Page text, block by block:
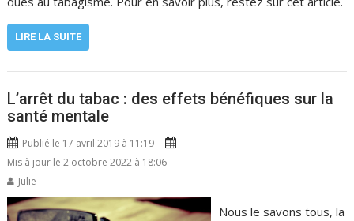
LIRE LA SUITE
L’arrêt du tabac : des effets bénéfiques sur la
santé mentale
Publié le 17 avril 2019 à 11:19
Mis à jour le 2 octobre 2022 à 18:06
Julie
Nous le savons tous, la